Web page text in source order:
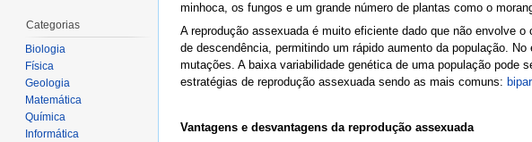
minhoca, os fungos e um grande número de plantas como o
A reprodução assexuada é muito eficiente dado que não envolve
de descendência, permitindo um rápido aumento da população.
mutações. A baixa variabilidade genética de uma população
estratégias de reprodução assexuada sendo as mais comuns:
Vantagens e desvantagens da reprodução assexuada
Categorias
Biologia
Física
Geologia
Matemática
Química
Informática